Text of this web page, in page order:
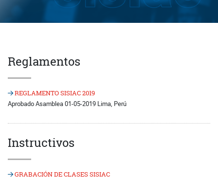
Reglamentos
REGLAMENTO SISIAC 2019
Aprobado Asamblea 01-05-2019 Lima, Perú
Instructivos
GRABACIÓN DE CLASES SISIAC